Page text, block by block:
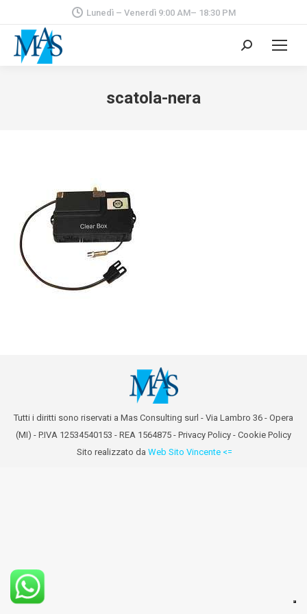
Lunedì – Venerdì 9:00 AM– 18:30 PM
Cerca:
scatola-nera
Tutti i diritti sono riservati a Mas Consulting surl - Via Lambro 36 - Opera
(MI) - P.IVA 12534540153 - REA 1564875 - Privacy Policy - Cookie Policy
Sito realizzato da Web Sito Vincente <=